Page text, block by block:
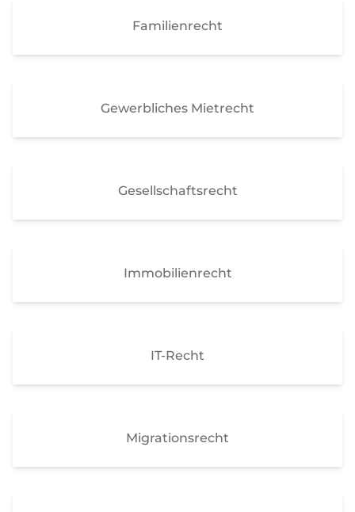
Familienrecht
Gewerbliches Mietrecht
Gesellschaftsrecht
Immobilienrecht
IT-Recht
Migrationsrecht